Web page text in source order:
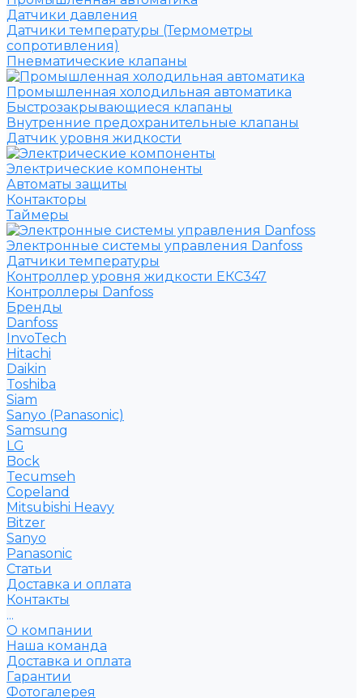
Датчики давления
Датчики температуры (Термометры
сопротивления)
Пневматические клапаны
Промышленная холодильная автоматика
Быстрозакрывающиеся клапаны
Внутренние предохранительные клапаны
Датчик уровня жидкости
Электрические компоненты
Автоматы защиты
Контакторы
Таймеры
Электронные системы управления Danfoss
Датчики температуры
Контроллер уровня жидкости ЕКС347
Контроллеры Danfoss
Бренды
Danfoss
InvoTech
Hitachi
Daikin
Toshiba
Siam
Sanyo (Panasonic)
Samsung
LG
Bock
Tecumseh
Copeland
Mitsubishi Heavy
Bitzer
Sanyo
Рanasonic
Статьи
Доставка и оплата
Контакты
...
О компании
Наша команда
Доставка и оплата
Гарантии
Фотогалерея